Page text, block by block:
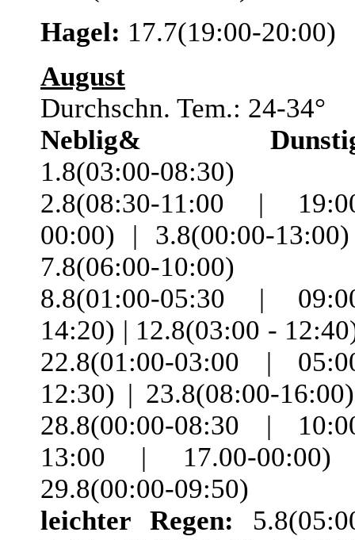
Hagel: 17.7(19:00-20:00)
August
Durchschn. Tem.: 24-34°
Neblig&
1.8(03:00-
2.8(08:30-11:00 |
00:00) | 3.8(00:00-
7.8(06:00-
8.8(01:00-05:30 |
14:20) | 12.8(03:00 -
22.8(01:00-03:00 |
12:30) | 23.8(08:00-
28.8(00:00-08:30 |
13:00 | 17.00-
29.8(00:00-09:50)
leichter Regen: